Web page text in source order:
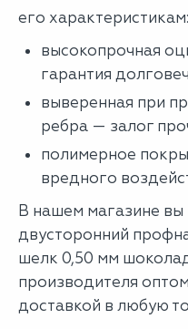
его характеристикам:
высокопрочная
гарантия
выверенная при
ребра — залог
полимерное
вредного
В нашем магазине вы
двусторонний
шелк 0,50 мм
производителя
доставкой в любую